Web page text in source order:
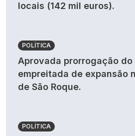
locais (142 mil euros).
POLÍTICA
Aprovada prorrogação do
empreitada de expansão
de São Roque.
POLÍTICA